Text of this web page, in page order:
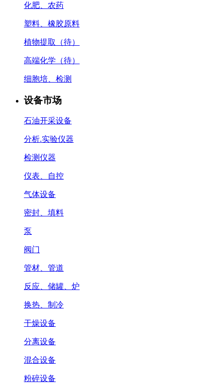
化肥、农药
塑料、橡胶原料
植物提取（待）
高端化学（待）
细胞培、检测
设备市场
石油开采设备
分析.实验仪器
检测仪器
仪表、自控
气体设备
密封、填料
泵
阀门
管材、管道
反应、储罐、炉
换热、制冷
干燥设备
分离设备
混合设备
粉碎设备